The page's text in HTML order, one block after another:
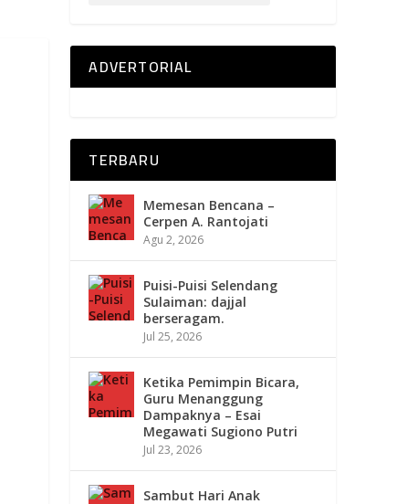
ADVERTORIAL
TERBARU
Memesan Bencana –
Cerpen A. Rantojati
Agu 2, 2026
Puisi-Puisi Selendang
Sulaiman: dajjal
berseragam.
Jul 25, 2026
Ketika Pemimpin Bicara,
Guru Menanggung
Dampaknya – Esai
Megawati Sugiono Putri
Jul 23, 2026
Sambut Hari Anak